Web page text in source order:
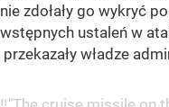
nie zdołały go wykryć
wstępnych ustaleń w
przekazały władze